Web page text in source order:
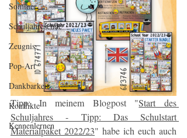
Sommer
Schuljahresende
Zeugnis
Pop-Art
Dankbarkeit
Konflikte
Kennenlernen
Tipp: In meinem Blogpost "Start des
Schuljahres - Tipp: Das Schulstart
Materialpaket 2022/23" habe ich euch auch